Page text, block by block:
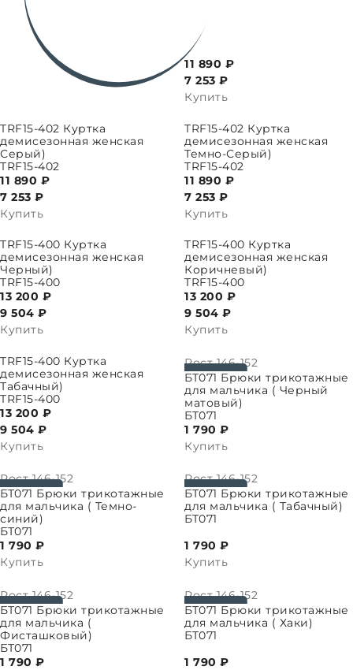
11 890 ₽
7 253 ₽
Купить
TRF15-402 Куртка
демисезонная женская
Серый)
TRF15-402
11 890 ₽
7 253 ₽
Купить
ВЫБРАТЬ ПАРАМЕТРЫ
TRF15-402 Куртка
демисезонная женская
Темно-Серый)
TRF15-402
11 890 ₽
7 253 ₽
Купить
TRF15-400 Куртка
демисезонная женская
Черный)
TRF15-400
13 200 ₽
9 504 ₽
Купить
ВЫБРАТЬ ПАРАМЕТРЫ
TRF15-400 Куртка
демисезонная женская
Коричневый)
TRF15-400
13 200 ₽
9 504 ₽
Купить
TRF15-400 Куртка
демисезонная женская
Табачный)
TRF15-400
13 200 ₽
9 504 ₽
Купить
Рост 146-152
ВЫБРАТЬ ПАРАМЕТРЫБТ071 Брюки трикотажные
для мальчика ( Черный
матовый)
БТ071
1 790 ₽
Купить
Рост 146-152
БТ071 Брюки трикотажные
для мальчика ( Темно-
синий)
БТ071
1 790 ₽
Купить
Рост 146-152
ВЫБРАТЬ ПАРАМЕТРЫБТ071 Брюки трикотажные
для мальчика ( Табачный)
БТ071
1 790 ₽
Купить
Рост 146-152
БТ071 Брюки трикотажные
для мальчика (
Фисташковый)
БТ071
1 790 ₽
Рост 146-152
ВЫБРАТЬ ПАРАМЕТРЫБТ071 Брюки трикотажные
для мальчика ( Хаки)
БТ071
1 790 ₽